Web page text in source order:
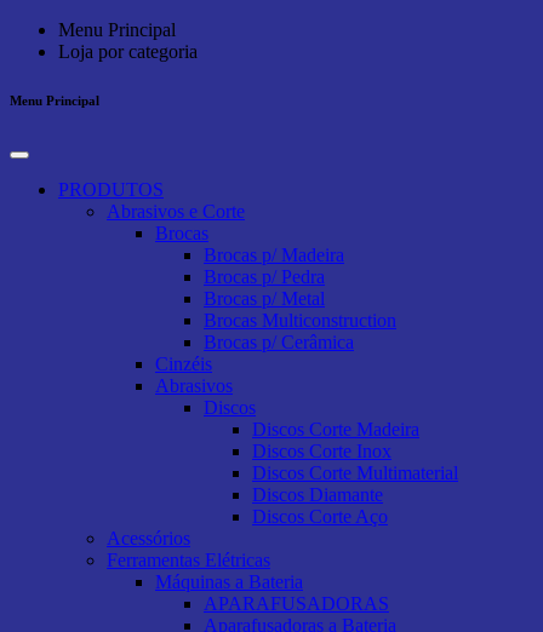
Menu Principal
Loja por categoria
Menu Principal
PRODUTOS
Abrasivos e Corte
Brocas
Brocas p/ Madeira
Brocas p/ Pedra
Brocas p/ Metal
Brocas Multiconstruction
Brocas p/ Cerâmica
Cinzéis
Abrasivos
Discos
Discos Corte Madeira
Discos Corte Inox
Discos Corte Multimaterial
Discos Diamante
Discos Corte Aço
Acessórios
Ferramentas Elétricas
Máquinas a Bateria
APARAFUSADORAS
Aparafusadoras a Bateria